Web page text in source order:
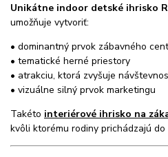
Unikátne indoor detské ihrisko
umožňuje vytvoriť:
• dominantný prvok zábavného
• tematické herné priestory
• atrakciu, ktorá zvyšuje
• vizuálne silný prvok marketingu
Takéto interiérové ihrisko na
kvôli ktorému rodiny prichádzajú